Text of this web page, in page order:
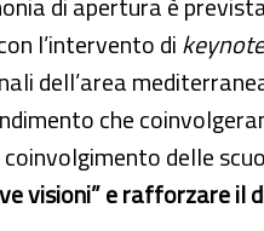
l’intervento di
dell’area
che
delle
visioni” e rafforzare il